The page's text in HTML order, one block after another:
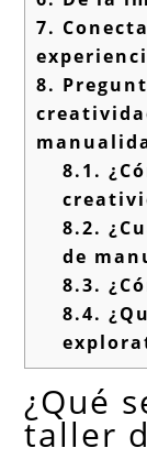
7.
8.
8.1.
8.2.
de
8.3.
8.4.
¿Qué
taller